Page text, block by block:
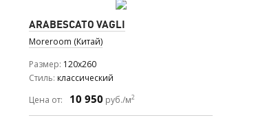
ARABESCATO VAGLI
Moreroom (Китай)
Размер 120x260
Стиль классический
Цена от:
10 950 руб./м2